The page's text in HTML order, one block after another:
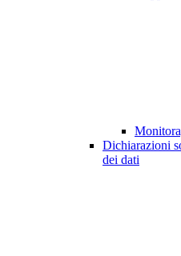
Dichiarazioni
dei dati